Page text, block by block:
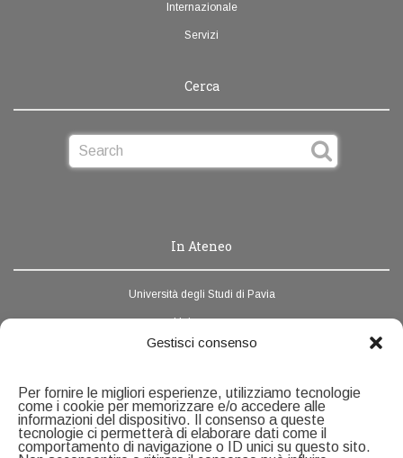
Gestisci consenso
Per fornire le migliori esperienze, utilizziamo tecnologie
come i cookie per memorizzare e/o accedere alle
informazioni del dispositivo. Il consenso a queste
tecnologie ci permetterà di elaborare dati come il
comportamento di navigazione o ID unici su questo sito.
Internazionale
Servizi
Cerca
In Ateneo
Università degli Studi di Pavia
Unipv.news
Webmail
Contatti